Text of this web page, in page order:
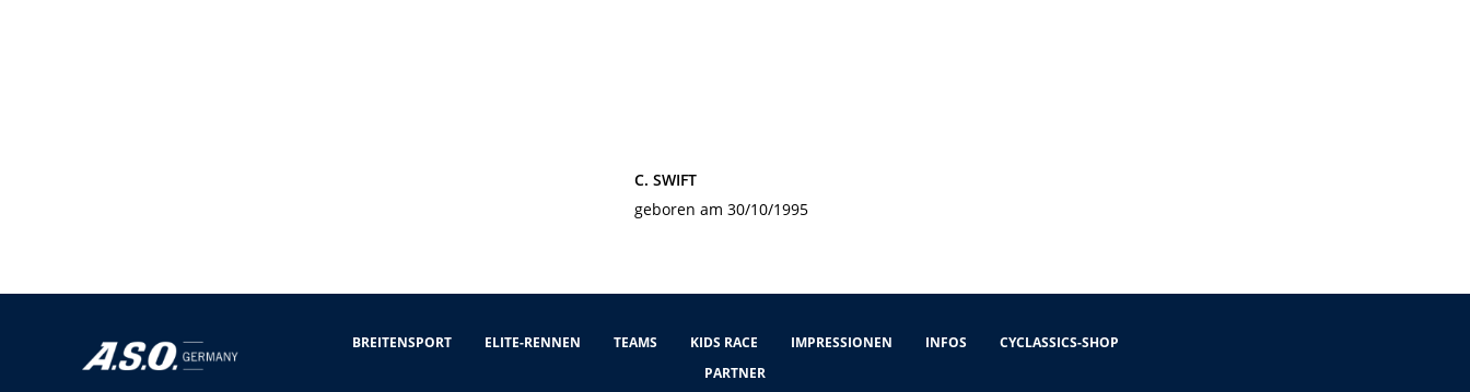
C. SWIFT
geboren am 30/10/1995
BREITENSPORT ELITE-RENNEN TEAMS KIDS RACE IMPRESSIONEN INFOS
CYCLASSICS-SHOP
PARTNER